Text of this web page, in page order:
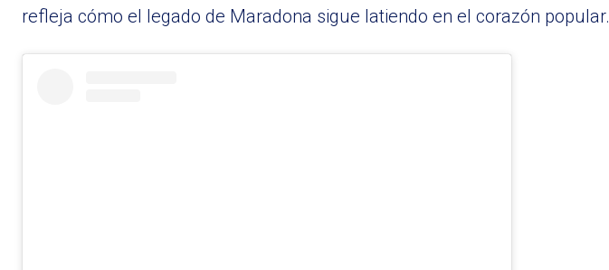
refleja cómo el legado de Maradona sigue latiendo en el corazón popular.